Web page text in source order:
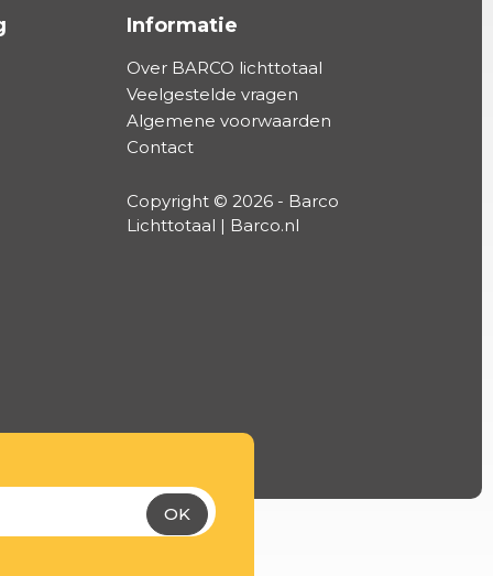
Informatie
Over BARCO lichttotaal
Veelgestelde vragen
Algemene voorwaarden
Contact
Copyright © 2026 - Barco
Lichttotaal | Barco.nl
OK